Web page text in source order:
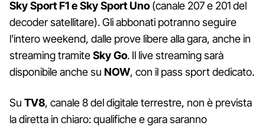
Sky Sport F1 e Sky Sport Uno (canale 207 e 201 del
decoder satellitare). Gli abbonati potranno seguire
l'intero weekend, dalle prove libere alla gara, anche in
streaming tramiteSky Go. Il live streaming sarà
disponibile anche su NOW, con il pass sport dedicato.
Su TV8, canale 8 del digitale terrestre, non è prevista
la diretta in chiaro: qualifiche e gara saranno